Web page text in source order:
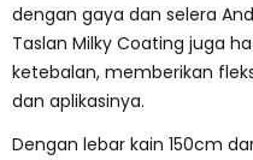
dengan gaya dan selera
Taslan Milky Coating juga
ketebalan, memberikan
dan aplikasinya.
Dengan lebar kain 150cm